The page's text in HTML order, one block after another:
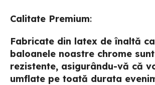
Calitate Premium:
Fabricate din latex de înaltă
baloanele noastre chrome
rezistente, asigurându-vă că
umflate pe toată durata